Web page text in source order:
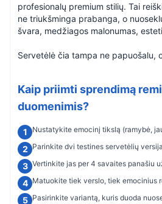
profesionalų premium stilių. Tai
ne triukšminga prabanga, o
švara, medžiagos malonumas,
Servetėlė čia tampa ne papuošalu,
Kaip priimti sprendimą
duomenimis?
Nustatykite emocinį tikslą (ramybė,
Parinkite dvi testines servetėlių
Vertinkite jas per 4 savaites panašiu
Matuokite tiek verslo, tiek emocinius
Pasirinkite variantą, kuris duoda